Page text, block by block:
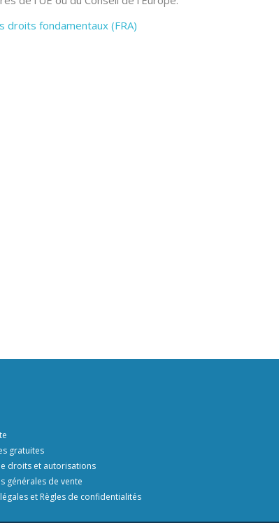
droits fondamentaux (FRA)
gratuites
droits et autorisations
générales de vente
et Règles de confidentialités